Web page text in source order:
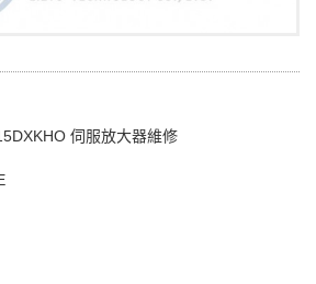
伺服放大器維修